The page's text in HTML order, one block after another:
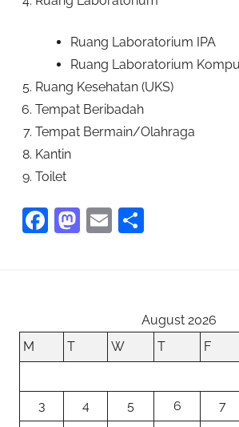
Ruang Laboratorium IPA
Ruang Laboratorium
Ruang Kesehatan (UKS)
Tempat Beribadah
Tempat Bermain/Olahraga
Kantin
Toilet
F
k
M E
August 2026
M
T W T F
3
4 5 6 7